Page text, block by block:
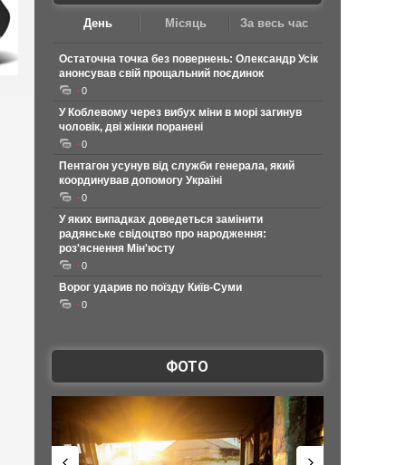
День Місяць За весь час
Остаточна точка без повернень: Олександр Усік
анонсував свій прощальний поєдинок
0
У Коблевому через вибух міни в морі загинув
чоловік, дві жінки поранені
0
Пентагон усунув від служби генерала, який
координував допомогу Україні
0
У яких випадках доведеться замінити
радянське свідоцтво про народження:
роз'яснення Мін'юсту
0
Ворог ударив по поїзду Київ-Суми
0
ФОТО